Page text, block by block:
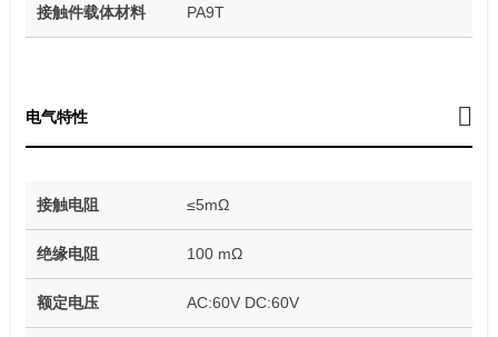
接触件载体材料 PA9T
电气特性
接触电阻 ≤5mΩ
绝缘电阻 100 mΩ
额定电压 AC:60V DC:60V